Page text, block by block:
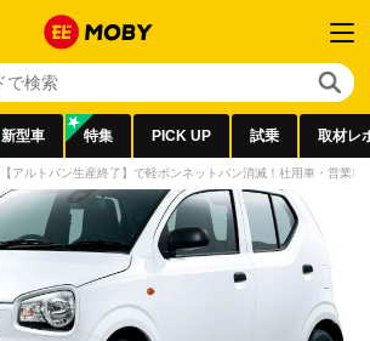
新型車 特集 PICK UP 試乗 取材レ
【アルトバン生産終了】で軽ボンネットバン消滅！社用車・営業車